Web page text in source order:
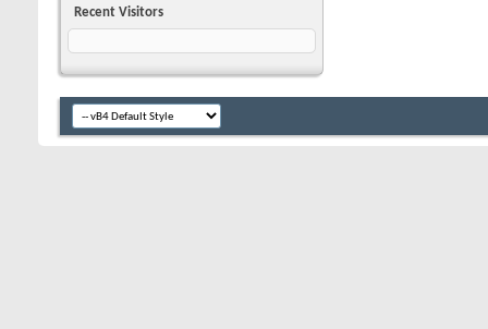
Recent Visitors